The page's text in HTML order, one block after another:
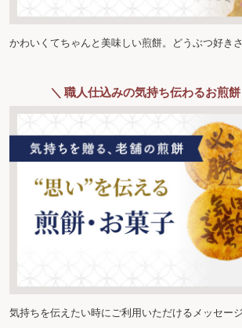
かわいくてちゃんと美味しい煎餅。どうぶつ好き
＼ 職人仕込みの気持ち伝わるお煎
気持ちを伝えたい時にご利用いただけるメッセー